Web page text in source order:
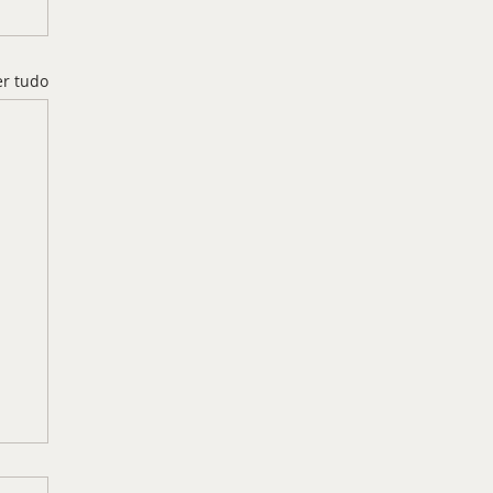
tudo